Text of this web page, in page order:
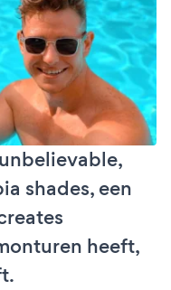
shades, een
heeft,